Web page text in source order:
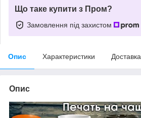
Що таке купити з Пром?
Замовлення під захистом
Опис Характеристики Доставка
Опис